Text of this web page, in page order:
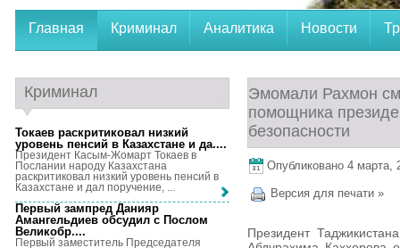
Главная Криминал Аналитика Новости
Эмомали Рахмон
помощника
безопасности
Опубликовано 4 марта,
Версия для печати »
Президент
Криминал
Токаев раскритиковал низкий
уровень пенсий в Казахстане и да....
Президент Касым-Жомарт Токаев в
Послании народу Казахстана
раскритиковал низкий уровень пенсий в
Казахстане и дал поручение, ...
Первый зампред Данияр
Амангельдиев обсудил с Послом
Великобр....
Первый заместитель Председателя